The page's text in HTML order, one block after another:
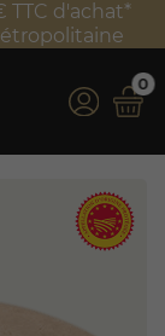
TTC d'achat*
0